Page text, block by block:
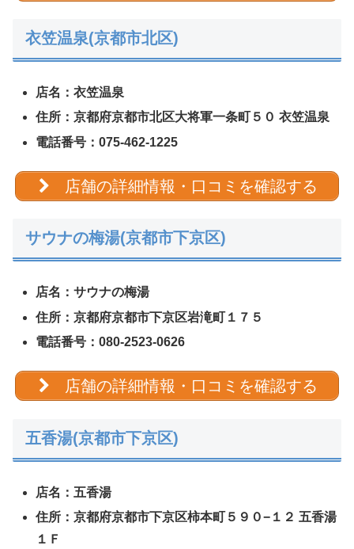
衣笠温泉(京都市北区)
店名：衣笠温泉
住所：京都府京都市北区大将軍一条町５０ 衣笠温泉
電話番号：075-462-1225
店舗の詳細情報・口コミを確認する
サウナの梅湯(京都市下京区)
店名：サウナの梅湯
住所：京都府京都市下京区岩滝町１７５
電話番号：080-2523-0626
店舗の詳細情報・口コミを確認する
五香湯(京都市下京区)
店名：五香湯
住所：京都府京都市下京区柿本町５９０−１２ 五香湯
１Ｆ